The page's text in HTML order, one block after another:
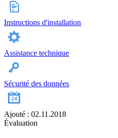
Instructions d'installation
Assistance technique
Sécurité des données
Ajouté : 02.11.2018
Évaluation